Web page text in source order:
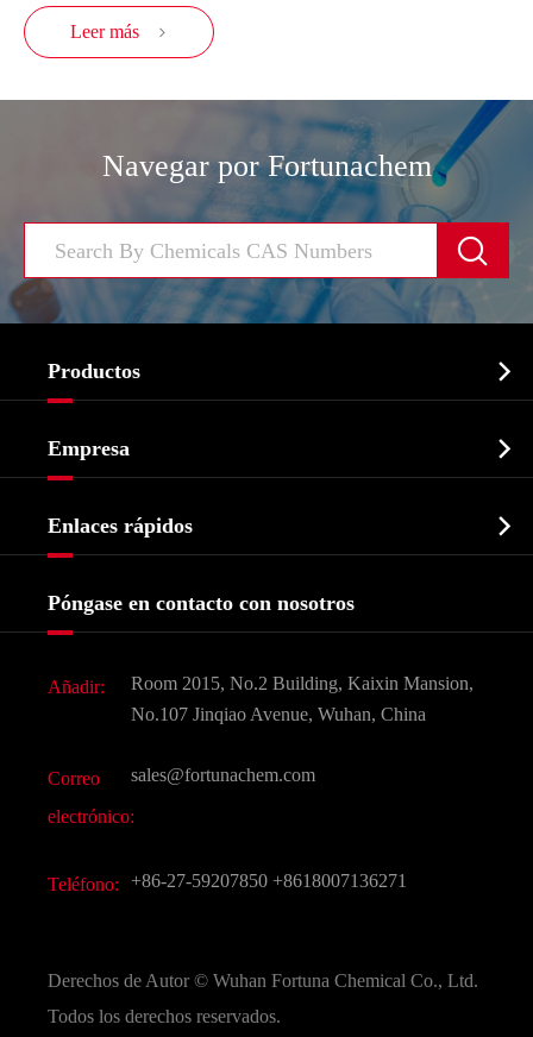
Leer más 
Navegar por Fortunachem

Productos 
Bioquímico
Agroquímicos e intermedios
Ingredientes Cosméticos
Sabores y fragancias
CAS químico
Todos los productos químicos finos
Empresa 
Historia de la empresa
Enlaces rápidos 
Preguntas frecuentes (FAQ)
Póngase en contacto con nosotros
Añadir:
Room 2015, No.2 Building, Kaixin Mansion,
No.107 Jinqiao Avenue, Wuhan, China
Correo
electrónico:
sales@fortunachem.com
Teléfono: +86-27-59207850 +8618007136271
Derechos de Autor © Wuhan Fortuna Chemical Co., Ltd.
Todos los derechos reservados.